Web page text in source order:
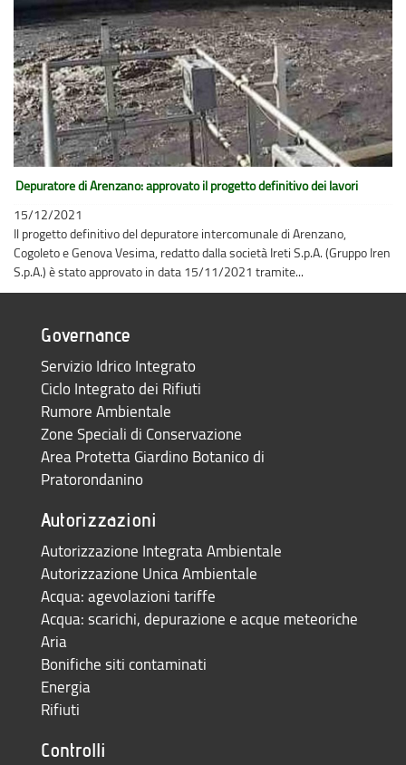
Depuratore di Arenzano: approvato il progetto definitivo dei lavori
15/12/2021
Il progetto definitivo del depuratore intercomunale di Arenzano,
Cogoleto e Genova Vesima, redatto dalla società Ireti S.p.A. (Gruppo Iren
S.p.A.) è stato approvato in data 15/11/2021 tramite...
Governance
Servizio Idrico Integrato
Ciclo Integrato dei Rifiuti
Rumore Ambientale
Zone Speciali di Conservazione
Area Protetta Giardino Botanico di
Pratorondanino
Autorizzazioni
Autorizzazione Integrata Ambientale
Autorizzazione Unica Ambientale
Acqua: agevolazioni tariffe
Acqua: scarichi, depurazione e acque meteoriche
Aria
Bonifiche siti contaminati
Energia
Rifiuti
Controlli